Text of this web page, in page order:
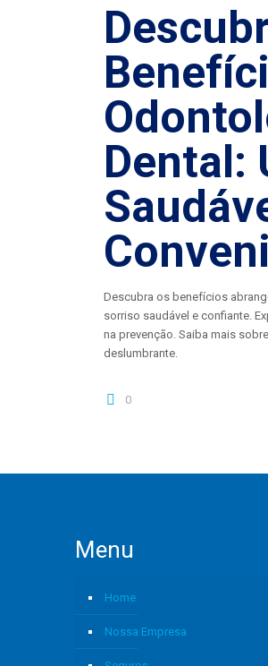
Dental:
Descubra os benefícios
sorriso saudável e confiante.
na prevenção. Saiba mais
deslumbrante.
0
Menu
Home
Nossa Empresa